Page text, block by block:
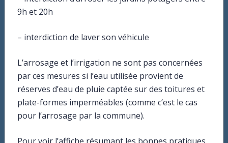
Mairie
3bis rue des écoles
21121 AHUY
9h et 20h
– interdiction de laver son véhicule
L’arrosage et l’irrigation ne sont pas concernées
par ces mesures si l’eau utilisée provient de
réserves d’eau de pluie captée sur des toitures et
plate-formes imperméables (comme c’est le cas
pour l’arrosage par la commune).